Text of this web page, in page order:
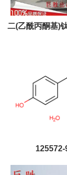
二(乙酰丙酮基)
125572-